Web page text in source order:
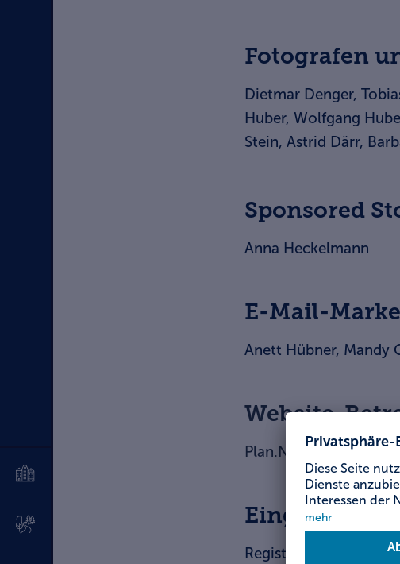
Fotografen
Dietmar Denger,
Huber, Wolfgang
Stein, Astrid Därr,
Sponsored
Anna Heckelmann
E-Mail-
Anett Hübner, Mandy
Website-
Plan.Net –House of
Eingetragen
Registergericht: